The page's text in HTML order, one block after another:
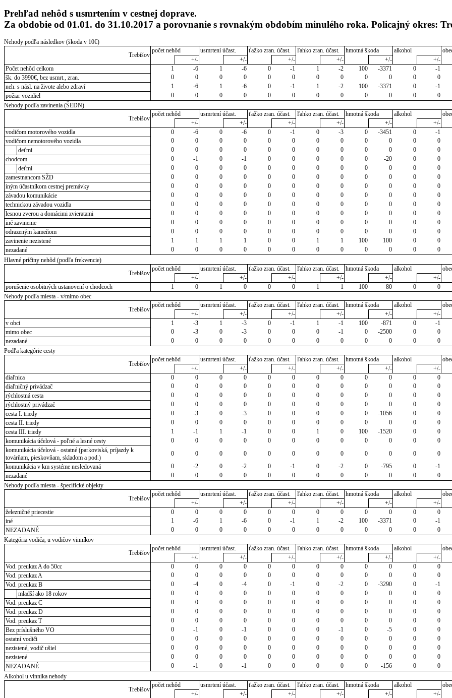
Prehľad nehôd s usmrtením v cestnej doprave.
Za obdobie od 01.01. do 31.10.2017 a porovnanie s rovnakým obdobím minulého roka. Policajný okres:
Nehody podľa následkov (škoda v 10€)
Trebišov
počet nehôd usmrtení účast. ťažko zran. účast. ľahko zran. účast. hmotná škoda alkohol
+/-
+/- +/- +/- +/- +/-
Počet nehôd celkom
1 -6 1 -6 0 -1 1 -2 100 -3371 0 -1
šk. do 3990€, bez usmrt., zran.
0 0 0 0 0 0 0 0 0 0 0 0
neh. s násl. na živote alebo zdraví
1 -6 1 -6 0 -1 1 -2 100 -3371 0 -1
požiar vozidiel
0 0 0 0 0 0 0 0 0 0 0 0
Nehody podľa zavinenia (ŠEDN)
Trebišov
počet nehôd usmrtení účast. ťažko zran. účast. ľahko zran. účast. hmotná škoda alkohol
+/-
+/- +/- +/- +/- +/-
vodičom motorového vozidla
0 -6 0 -6 0 -1 0 -3 0 -3451 0 -1
vodičom nemotorového vozidla
0 0 0 0 0 0 0 0 0 0 0 0
deťmi
0 0 0 0 0 0 0 0 0 0 0 0
chodcom
0 -1 0 -1 0 0 0 0 0 -20 0 0
deťmi
0 0 0 0 0 0 0 0 0 0 0 0
zamestnancom SŽD
0 0 0 0 0 0 0 0 0 0 0 0
iným účastníkom cestnej premávky
0 0 0 0 0 0 0 0 0 0 0 0
závadou komunikácie
0 0 0 0 0 0 0 0 0 0 0 0
technickou závadou vozidla
0 0 0 0 0 0 0 0 0 0 0 0
lesnou zverou a domácimi zvieratami
0 0 0 0 0 0 0 0 0 0 0 0
iné zavinenie
0 0 0 0 0 0 0 0 0 0 0 0
odrazeným kameňom
0 0 0 0 0 0 0 0 0 0 0 0
zavinenie nezistené
1 1 1 1 0 0 1 1 100 100 0 0
nezadané
0 0 0 0 0 0 0 0 0 0 0 0
Hlavné príčiny nehôd (podľa frekvencie)
Trebišov
počet nehôd usmrtení účast. ťažko zran. účast. ľahko zran. účast. hmotná škoda alkohol
+/-
+/- +/- +/- +/- +/-
porušenie osobitných ustanovení o chodcoch
1 0 1 0 0 0 1 1 100 80 0 0
Nehody podľa miesta - v/mimo obec
Trebišov
počet nehôd usmrtení účast. ťažko zran. účast. ľahko zran. účast. hmotná škoda alkohol
+/-
+/- +/- +/- +/- +/-
v obci
1 -3 1 -3 0 -1 1 -1 100 -871 0 -1
mimo obec
0 -3 0 -3 0 0 0 -1 0 -2500 0 0
nezadané
0 0 0 0 0 0 0 0 0 0 0 0
Podľa kategórie cesty
Trebišov
počet nehôd usmrtení účast. ťažko zran. účast. ľahko zran. účast. hmotná škoda alkohol
+/-
+/- +/- +/- +/- +/-
diaľnica
0 0 0 0 0 0 0 0 0 0 0 0
diaľničný privádzač
0 0 0 0 0 0 0 0 0 0 0 0
rýchlostná cesta
0 0 0 0 0 0 0 0 0 0 0 0
rýchlostný privádzač
0 0 0 0 0 0 0 0 0 0 0 0
cesta I. triedy
0 -3 0 -3 0 0 0 0 0 -1056 0 0
cesta II. triedy
0 0 0 0 0 0 0 0 0 0 0 0
cesta III. triedy
1 -1 1 -1 0 0 1 0 100 -1520 0 0
komunikácia účelová - poľné a lesné cesty
0 0 0 0 0 0 0 0 0 0 0 0
komunikácia účelová - ostatné (parkoviská, príjazdy k
továrňam, pieskovňam, skladom a pod.)
0 0 0 0 0 0 0 0 0 0 0 0
komunikácia v km systéme nesledovaná
0 -2 0 -2 0 -1 0 -2 0 -795 0 -1
nezadané
0 0 0 0 0 0 0 0 0 0 0 0
Nehody podľa miesta - špecifické objekty
Trebišov
počet nehôd usmrtení účast. ťažko zran. účast. ľahko zran. účast. hmotná škoda alkohol
+/-
+/- +/- +/- +/- +/-
železničné priecestie
0 0 0 0 0 0 0 0 0 0 0 0
iné
1 -6 1 -6 0 -1 1 -2 100 -3371 0 -1
NEZADANÉ
0 0 0 0 0 0 0 0 0 0 0 0
Kategória vodiča, u vodičov vinníkov
Trebišov
počet nehôd usmrtení účast. ťažko zran. účast. ľahko zran. účast. hmotná škoda alkohol
+/-
+/- +/- +/- +/- +/-
Vod. preukaz A do 50cc
0 0 0 0 0 0 0 0 0 0 0 0
Vod. preukaz A
0 0 0 0 0 0 0 0 0 0 0 0
Vod. preukaz B
0 -4 0 -4 0 -1 0 -2 0 -3290 0 -1
mladší ako 18 rokov
0 0 0 0 0 0 0 0 0 0 0 0
Vod. preukaz C
0 0 0 0 0 0 0 0 0 0 0 0
Vod. preukaz D
0 0 0 0 0 0 0 0 0 0 0 0
Vod. preukaz T
0 0 0 0 0 0 0 0 0 0 0 0
Bez príslušného VO
0 -1 0 -1 0 0 0 -1 0 -5 0 0
ostatní vodiči
0 0 0 0 0 0 0 0 0 0 0 0
nezistené, vodič ušiel
0 0 0 0 0 0 0 0 0 0 0 0
nezistené
0 0 0 0 0 0 0 0 0 0 0 0
NEZADANÉ
0 -1 0 -1 0 0 0 0 0 -156 0 0
Alkohol u vinníka nehody
Trebišov
počet nehôd usmrtení účast. ťažko zran. účast. ľahko zran. účast. hmotná škoda alkohol
+/-
+/- +/- +/- +/- +/-